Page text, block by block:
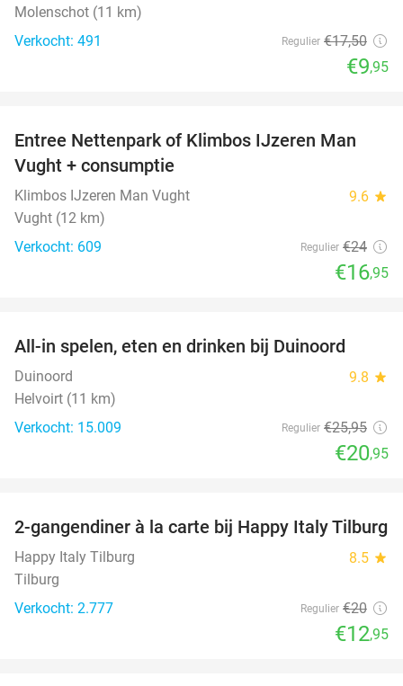
Molenschot (11 km)
Verkocht: 491
Regulier €17,50
€9,95
29%
Entree Nettenpark of Klimbos IJzeren Man
Vught + consumptie
Klimbos IJzeren Man Vught 9.6 star
Vught (12 km)
Verkocht: 609
Regulier €24
€16,95
All-in spelen, eten en drinken bij Duinoord
Duinoord 9.8 star
Helvoirt (11 km)
Verkocht: 15.009
Regulier €25,95
€20,95
35%
2-gangendiner à la carte bij Happy Italy Tilburg
Happy Italy Tilburg 8.5 star
Tilburg
Verkocht: 2.777
Regulier €20
€12,95